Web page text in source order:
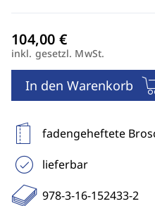
inkl. gesetzl. MwSt.
In den Warenkorb
fadengeheftete
lieferbar
978-3-16-152433-2